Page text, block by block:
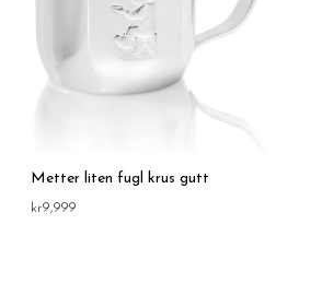
Metter liten fugl krus gutt
kr9,999